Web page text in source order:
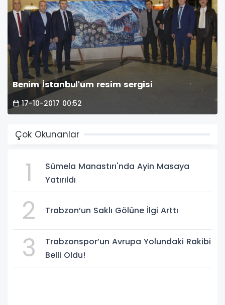
Benim İstanbul'um resim sergisi
17-10-2017 00:52
Çok Okunanlar
1
Sümela Manastırı'nda Ayin Masaya
Yatırıldı
2 Trabzon’un Saklı Gölüne İlgi Arttı
3
Trabzonspor’un Avrupa Yolundaki Rakibi
Belli Oldu!